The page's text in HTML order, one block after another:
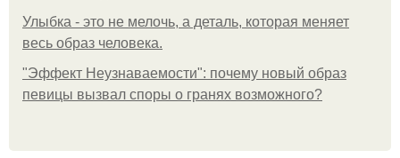
Улыбка - это не мелочь, а деталь, которая меняет
весь образ человека.
"Эффект Неузнаваемости": почему новый образ
певицы вызвал споры о гранях возможного?